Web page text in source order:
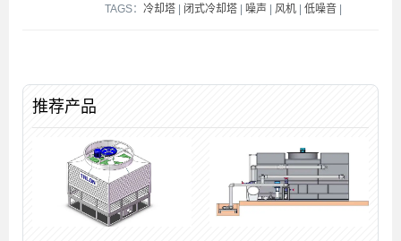
TAGS： 冷却塔 | 闭式冷却塔 | 噪声 | 风机 | 低噪音 |
推荐产品